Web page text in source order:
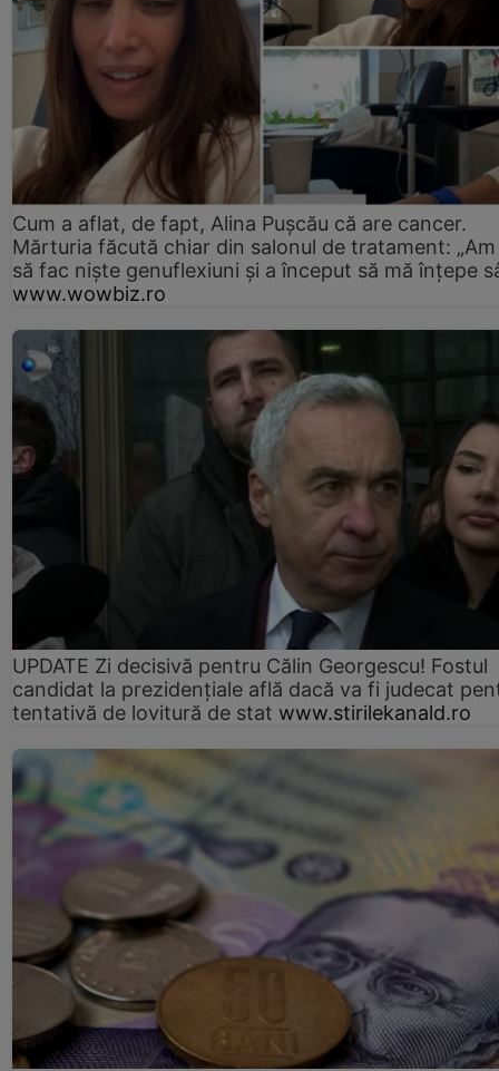
Cum a aflat, de fapt, Alina Pușcău că are cancer.
Mărturia făcută chiar din salonul de tratament:
să fac niște genuflexiuni și a început să mă înțepe
www.wowbiz.ro
UPDATE Zi decisivă pentru Călin Georgescu! Fostul
candidat la prezidențiale află dacă va fi judecat
tentativă de lovitură de stat www.stirilekanald.ro